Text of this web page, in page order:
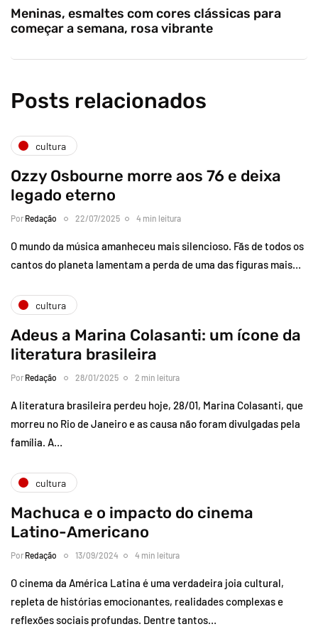
Meninas, esmaltes com cores clássicas para
começar a semana, rosa vibrante
Posts relacionados
cultura
Ozzy Osbourne morre aos 76 e deixa
legado eterno
Por Redação 22/07/2025 4 min leitura
O mundo da música amanheceu mais silencioso. Fãs de todos os
cantos do planeta lamentam a perda de uma das figuras mais…
cultura
Adeus a Marina Colasanti: um ícone da
literatura brasileira
Por Redação 28/01/2025 2 min leitura
A literatura brasileira perdeu hoje, 28/01, Marina Colasanti, que
morreu no Rio de Janeiro e as causa não foram divulgadas pela
família. A…
cultura
Machuca e o impacto do cinema
Latino-Americano
Por Redação 13/09/2024 4 min leitura
O cinema da América Latina é uma verdadeira joia cultural,
repleta de histórias emocionantes, realidades complexas e
reflexões sociais profundas. Dentre tantos…